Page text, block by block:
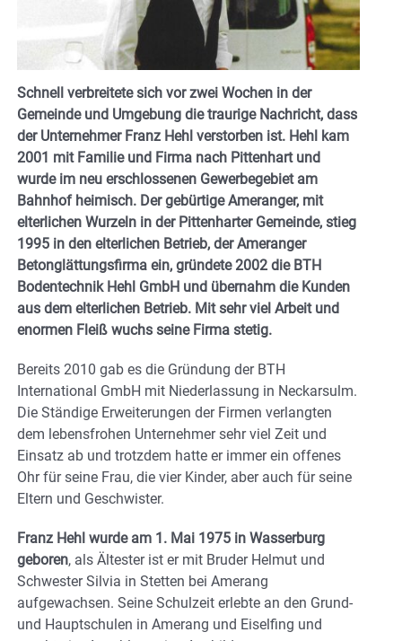
Schnell verbreitete sich vor zwei Wochen in der
Gemeinde und Umgebung die traurige Nachricht, dass
der Unternehmer Franz Hehl verstorben ist. Hehl kam
2001 mit Familie und Firma nach Pittenhart und
wurde im neu erschlossenen Gewerbegebiet am
Bahnhof heimisch. Der gebürtige Ameranger, mit
elterlichen Wurzeln in der Pittenharter Gemeinde, stieg
1995 in den elterlichen Betrieb, der Ameranger
Betonglättungsfirma ein, gründete 2002 die BTH
Bodentechnik Hehl GmbH und übernahm die Kunden
aus dem elterlichen Betrieb. Mit sehr viel Arbeit und
enormen Fleiß wuchs seine Firma stetig.
Bereits 2010 gab es die Gründung der BTH
International GmbH mit Niederlassung in Neckarsulm.
Die Ständige Erweiterungen der Firmen verlangten
dem lebensfrohen Unternehmer sehr viel Zeit und
Einsatz ab und trotzdem hatte er immer ein offenes
Ohr für seine Frau, die vier Kinder, aber auch für seine
Eltern und Geschwister.
Franz Hehl wurde am 1. Mai 1975 in Wasserburg
geboren, als Ältester ist er mit Bruder Helmut und
Schwester Silvia in Stetten bei Amerang
aufgewachsen. Seine Schulzeit erlebte an den Grund-
und Hauptschulen in Amerang und Eiselfing und